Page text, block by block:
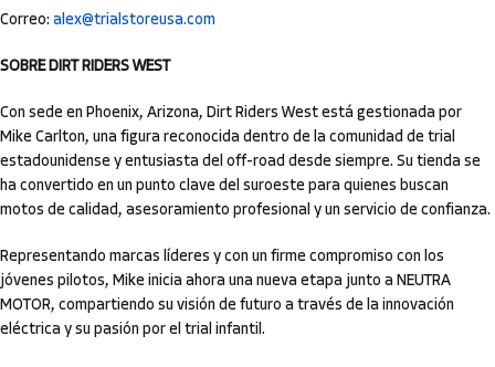
Correo: alex@trialstoreusa.com
SOBRE DIRT RIDERS WEST
Con sede en Phoenix, Arizona, Dirt Riders West está gestionada por
Mike Carlton, una figura reconocida dentro de la comunidad de trial
estadounidense y entusiasta del off-road desde siempre. Su tienda se
ha convertido en un punto clave del suroeste para quienes buscan
motos de calidad, asesoramiento profesional y un servicio de confianza.
Representando marcas líderes y con un firme compromiso con los
jóvenes pilotos, Mike inicia ahora una nueva etapa junto a NEUTRA
MOTOR, compartiendo su visión de futuro a través de la innovación
eléctrica y su pasión por el trial infantil.